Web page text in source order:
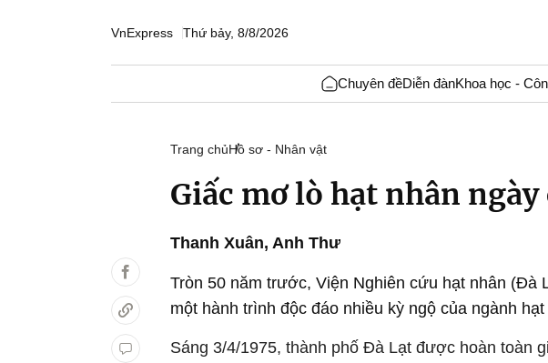
VnExpress Thứ bảy, 8/8/2026
Chuyên đềDiễn đànKhoa học -
Trang chủHồ sơ - Nhân vật
Giấc mơ lò hạt nhân
Thanh Xuân, Anh Thư
Tròn 50 năm trước, Viện Nghiên cứu hạt nhân (Đà
một hành trình độc đáo nhiều kỳ ngộ của ngành
Sáng 3/4/1975, thành phố Đà Lạt được hoàn toàn